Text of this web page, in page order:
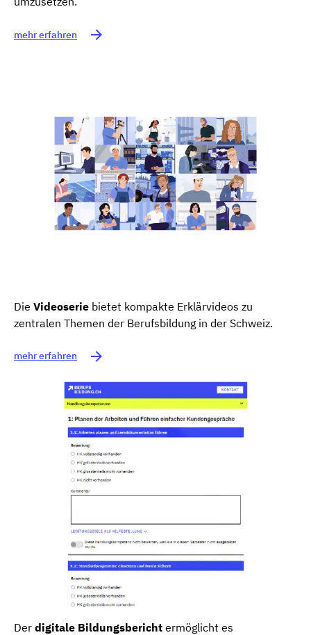
mehr erfahren
Die Videoserie bietet kompakte Erklärvideos zu
zentralen Themen der Berufsbildung in der Schweiz.
mehr erfahren
Der digitale Bildungsbericht ermöglicht es